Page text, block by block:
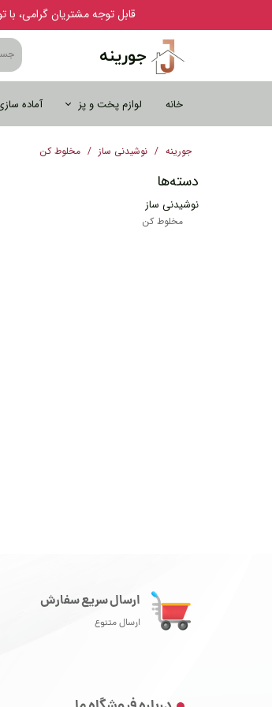
خانه لوازم پخت و پز آماده
جورینه
قابل توجه مشتریان گرامی،
جورینه نوشیدنی ساز مخلوط کن
دسته‌ها
نوشیدنی ساز
مخلوط کن
ارسال سریع سفارش
ارسال متنوع